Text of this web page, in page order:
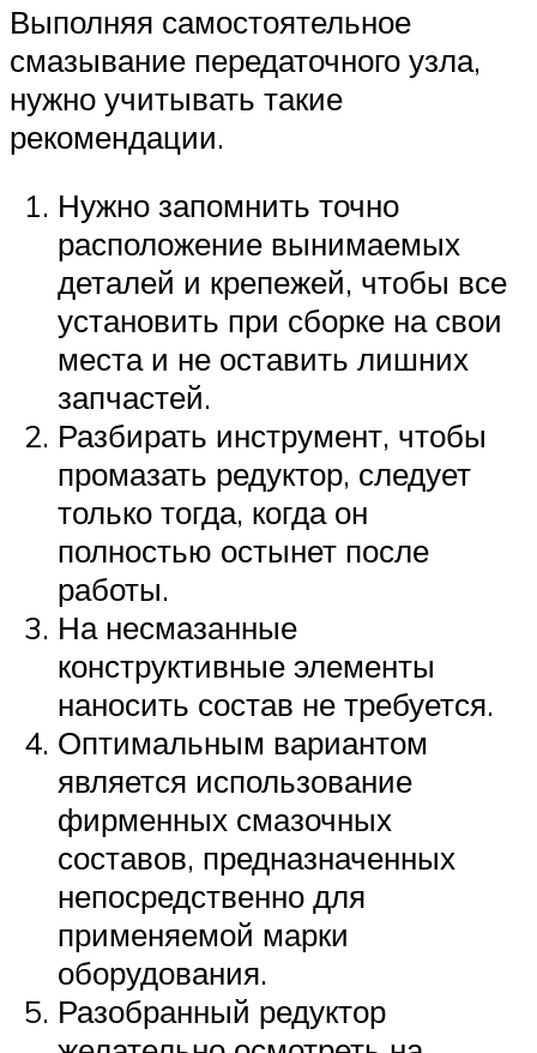
Выполняя самостоятельное
смазывание передаточного узла,
нужно учитывать такие
рекомендации.
Нужно запомнить точно
расположение вынимаемых
деталей и крепежей, чтобы все
установить при сборке на свои
места и не оставить лишних
запчастей.
Разбирать инструмент, чтобы
промазать редуктор, следует
только тогда, когда он
полностью остынет после
работы.
На несмазанные
конструктивные элементы
наносить состав не требуется.
Оптимальным вариантом
является использование
фирменных смазочных
составов, предназначенных
непосредственно для
применяемой марки
оборудования.
Разобранный редуктор